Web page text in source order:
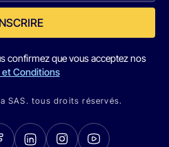
confirmez que vous acceptez nos
et Conditions
SAS. tous droits réservés.